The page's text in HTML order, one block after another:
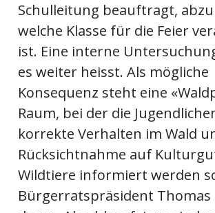
Schulleitung beauftragt,
welche Klasse für die Feier
ist. Eine interne
es weiter heisst. Als mögliche
Konsequenz steht eine
Raum, bei der die
korrekte Verhalten im Wald
Rücksichtnahme auf
Wildtiere informiert werden
Bürgerratspräsident Thomas